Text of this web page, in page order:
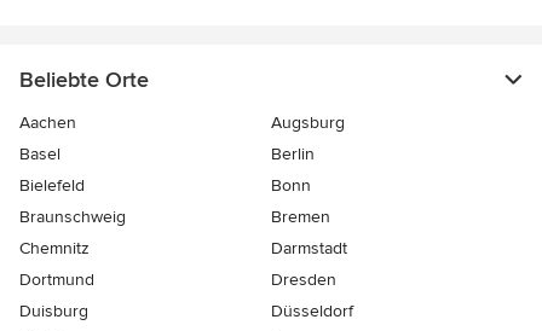
Beliebte Orte
Aachen
Augsburg
Basel
Berlin
Bielefeld
Bonn
Braunschweig
Bremen
Chemnitz
Darmstadt
Dortmund
Dresden
Duisburg
Düsseldorf